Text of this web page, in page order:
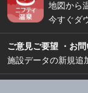
地図から
今すぐダ
ご意見ご要望 ・お
施設データの新規追